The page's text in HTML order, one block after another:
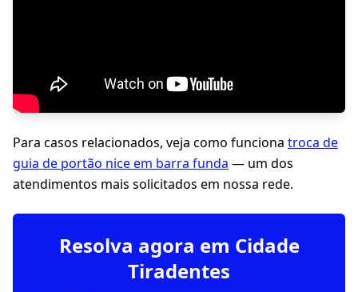
Para casos relacionados, veja como funciona troca de
guia de portão nice em barra funda — um dos
atendimentos mais solicitados em nossa rede.
Resolva agora em Cidade
Tiradentes